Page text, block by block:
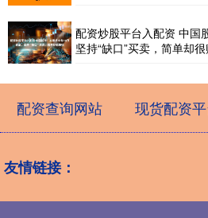
配资炒股平台入配资 中国
坚持“缺口”买卖，简单却
配资查询网站 现货配资
友情链接：